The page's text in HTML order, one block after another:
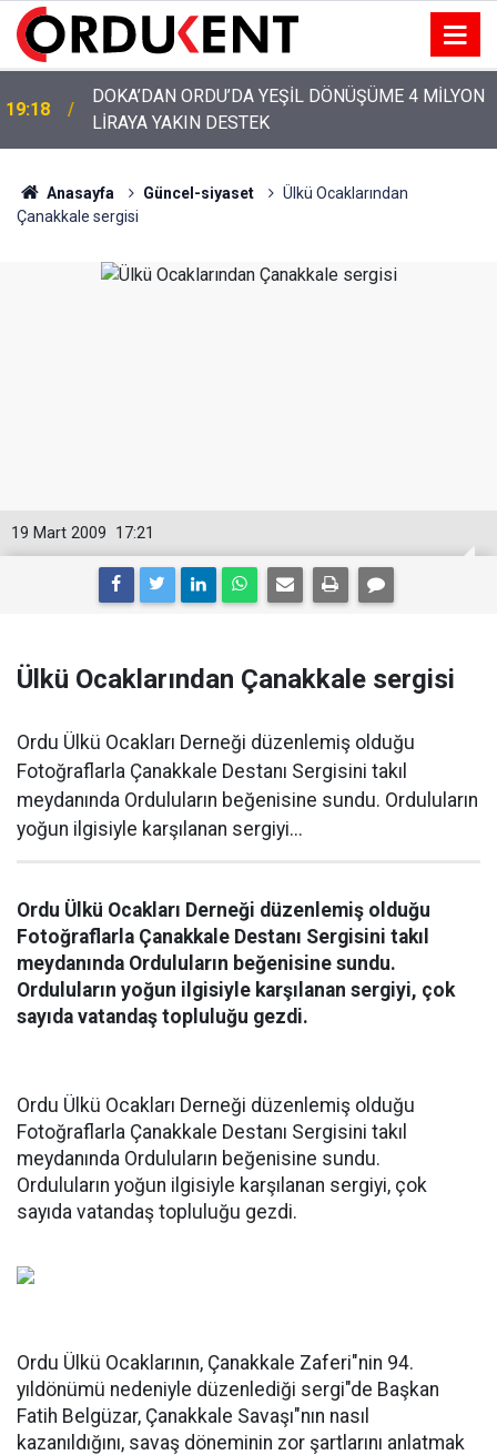
12:46
YENİ PARTİ’NİN ORDU’DAKİ 69 KİŞİLİK KURUCU
KADROSU AÇIKLANDI
Anasayfa Güncel-siyaset
Ülkü Ocaklarından
Çanakkale sergisi
17:21
19 Mart 2009
Ülkü Ocaklarından Çanakkale sergisi
Ordu Ülkü Ocakları Derneği düzenlemiş olduğu
Fotoğraflarla Çanakkale Destanı Sergisini takıl
meydanında Orduluların beğenisine sundu. Orduluların
yoğun ilgisiyle karşılanan sergiyi...
Ordu Ülkü Ocakları Derneği düzenlemiş olduğu
Fotoğraflarla Çanakkale Destanı Sergisini takıl
meydanında Orduluların beğenisine sundu.
Orduluların yoğun ilgisiyle karşılanan sergiyi, çok
sayıda vatandaş topluluğu gezdi.
Ordu Ülkü Ocakları Derneği düzenlemiş olduğu
Fotoğraflarla Çanakkale Destanı Sergisini takıl
meydanında Orduluların beğenisine sundu.
Orduluların yoğun ilgisiyle karşılanan sergiyi, çok
sayıda vatandaş topluluğu gezdi.
Ordu Ülkü Ocaklarının, Çanakkale Zaferi"nin 94.
yıldönümü nedeniyle düzenlediği sergi"de Başkan
Fatih Belgüzar, Çanakkale Savaşı"nın nasıl
kazanıldığını, savaş döneminin zor şartlarını anlatmak